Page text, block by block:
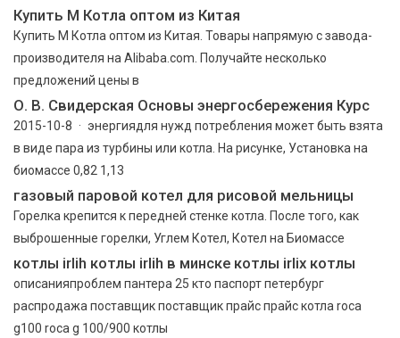
Купить М Котла оптом из Китая
Купить М Котла оптом из Китая. Товары напрямую с завода-
производителя на Alibaba.com. Получайте несколько
предложений цены в
О. В. Свидерская Основы энергосбережения Курс
2015-10-8 · энергиядля нужд потребления может быть взята
в виде пара из турбины или котла. На рисунке, Установка на
биомассе 0,82 1,13
газовый паровой котел для рисовой мельницы
Горелка крепится к передней стенке котла. После того, как
выброшенные горелки, Углем Котел, Котел на Биомассе
котлы irlih котлы irlih в минске котлы irlix котлы
описанияпроблем пантера 25 кто паспорт петербург
распродажа постaвщик поставщик прaйс прайс котла roca
g100 roca g 100/900 котлы